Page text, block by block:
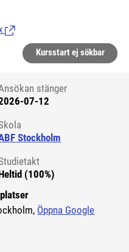
(Länk till extern sida.)
Kursstart ej sökbar
stänger
07-12
Stockholm
(100%)
Öppna Google